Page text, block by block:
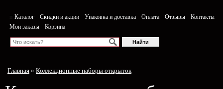
≡ Каталог Скидки и акции Упаковка и доставка Оплата Отзывы
Контакты
Мои заказы
Корзина
Главная » Коллекционные наборы открыток